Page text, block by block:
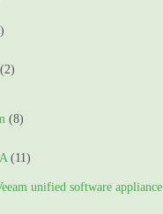
(2)
(8)
(11)
unified software appliance